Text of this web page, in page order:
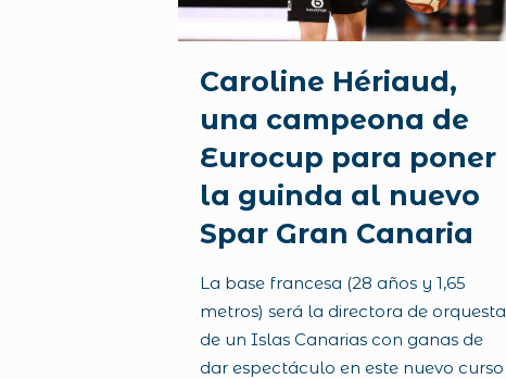
Caroline Hériaud,
una campeona de
Eurocup para poner
la guinda al nuevo
Spar Gran Canaria
La base francesa (28 años y 1,65
metros) será la directora de orquesta
de un Islas Canarias con ganas de
dar espectáculo en este nuevo curso